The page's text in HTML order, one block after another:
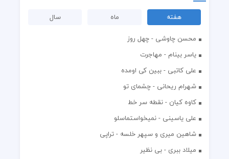
هفته ماه
سال
محسن چاوشی - چهل روز
یاسر بینام - مهاجرت
علی کاتبی - ببین کی اومده
شهرام ریحانی - چشمای تو
کاوه کیان - نقطه سر خط
علی یاسینی - نمیخواستماسلو
شاهین میری و سپهر خلسه - تراپی
میلاد ببری - بی نظیر